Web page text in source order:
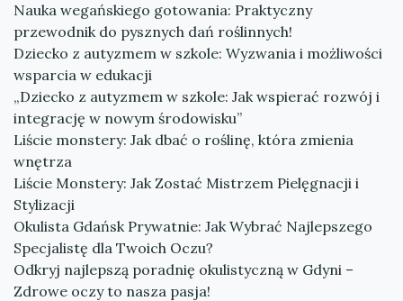
Nauka wegańskiego gotowania: Praktyczny
przewodnik do pysznych dań roślinnych!
Dziecko z autyzmem w szkole: Wyzwania i możliwości
wsparcia w edukacji
„Dziecko z autyzmem w szkole: Jak wspierać rozwój i
integrację w nowym środowisku”
Liście monstery: Jak dbać o roślinę, która zmienia
wnętrza
Liście Monstery: Jak Zostać Mistrzem Pielęgnacji i
Stylizacji
Okulista Gdańsk Prywatnie: Jak Wybrać Najlepszego
Specjalistę dla Twoich Oczu?
Odkryj najlepszą poradnię okulistyczną w Gdyni –
Zdrowe oczy to nasza pasja!